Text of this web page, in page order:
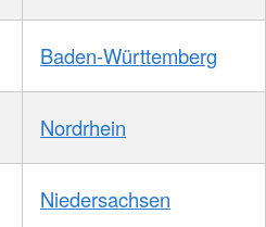
Baden-Württemberg
Nordrhein
Niedersachsen